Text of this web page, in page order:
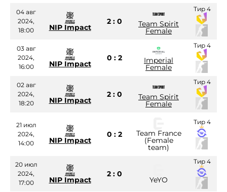
04 авг
2024,
18:00
NIP Impact
2 : 0 Team Spirit
Female
Тир 4
03 авг
2024,
16:00
NIP Impact
0 : 2 Imperial
Female
Тир 4
02 авг
2024,
18:20
NIP Impact
2 : 0 Team Spirit
Female
Тир 4
21 июл
2024,
14:00
NIP Impact
0 : 2 Team France
(Female
team)
Тир 4
20 июл
2024,
17:00
NIP Impact
2 : 0
YeYO
Тир 4